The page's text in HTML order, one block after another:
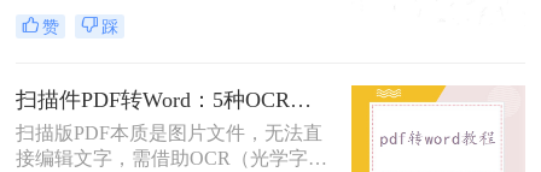
行编辑、修改或进一步处理。然而，
市面上许多PDF转Word工具都需要付
钱呢？本文将介绍几种不花钱的常用
方法，帮助您轻松实现PDF到Word的
转换。
赞 踩
扫描件PDF转Word：5种OCR方案的识别精度和速度对比！
扫描版PDF本质是图片文件，无法直
接编辑文字，需借助OCR（光学字符